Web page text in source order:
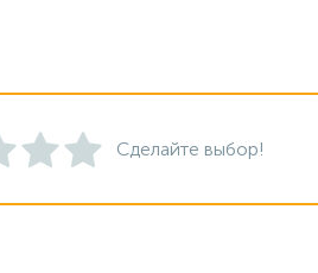
Сделайте выбор!